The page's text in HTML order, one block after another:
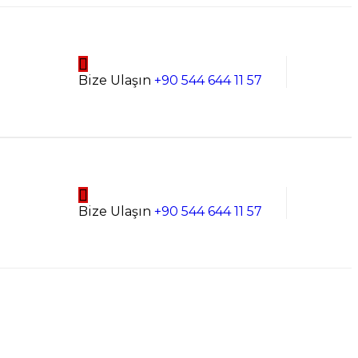
Bize Ulaşın +90 544 644 11 57
Bize Ulaşın +90 544 644 11 57